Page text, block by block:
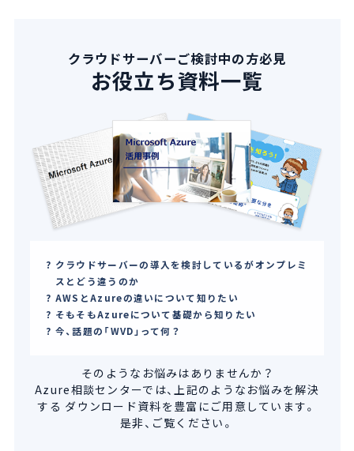
クラウドサーバーご検討中の方必見
お役立ち資料一覧
クラウドサーバーの導入を検討しているがオンプレミ
スとどう違うのか
AWSとAzureの違いについて知りたい
そもそもAzureについて基礎から知りたい
今、話題の「WVD」って何？
そのようなお悩みはありませんか？
Azure相談センターでは、上記のようなお悩みを解決
する ダウンロード資料を豊富にご用意しています。
是非、ご覧ください。